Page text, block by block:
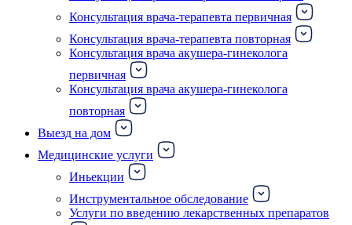
Консультация врача-терапевта первичная
Консультация врача-терапевта повторная
Консультация врача акушера-гинеколога
первичная
Консультация врача акушера-гинеколога
повторная
Выезд на дом
Медицинские услуги
Иньекции
Инструментальное обследование
Услуги по введению лекарственных препаратов